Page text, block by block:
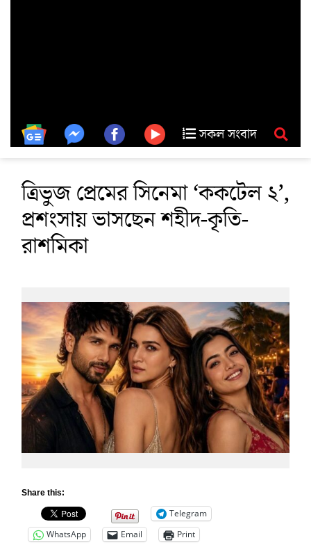
সকল সংবাদ
ত্রিভুজ প্রেমের সিনেমা ‘ককটেল ২’,
প্রশংসায় ভাসছেন শহীদ-কৃতি-
রাশমিকা
Share this:
Telegram
WhatsApp
Email Print